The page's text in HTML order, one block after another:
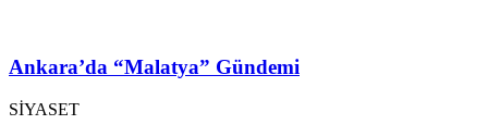
Ankara’da “Malatya” Gündemi
SİYASET